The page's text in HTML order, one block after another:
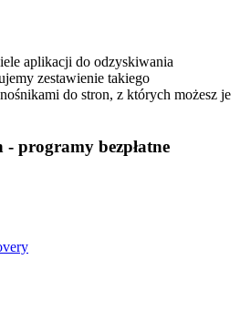
aplikacji do odzyskiwania
zestawienie takiego
do stron, z których możesz je
programy bezpłatne